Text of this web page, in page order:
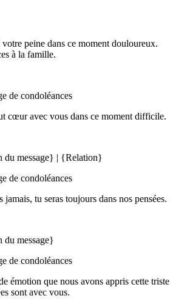
peine dans ce moment douloureux.
à la famille.
de condoléances
cœur avec vous dans ce moment difficile.
du message} | {Relation}
de condoléances
jamais, tu seras toujours dans nos pensées.
du message}
de condoléances
émotion que nous avons appris cette triste
sont avec vous.